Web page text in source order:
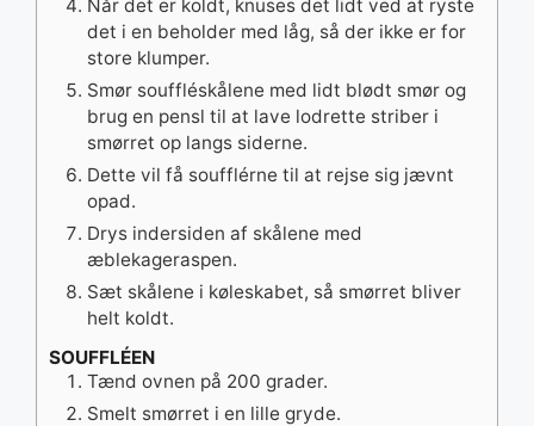
Når det er koldt, knuses det lidt ved at ryste
det i en beholder med låg, så der ikke er for
store klumper.
Smør souffléskålene med lidt blødt smør og
brug en pensl til at lave lodrette striber i
smørret op langs siderne.
Dette vil få soufflérne til at rejse sig jævnt
opad.
Drys indersiden af skålene med
æblekageraspen.
Sæt skålene i køleskabet, så smørret bliver
helt koldt.
SOUFFLÉEN
Tænd ovnen på 200 grader.
Smelt smørret i en lille gryde.